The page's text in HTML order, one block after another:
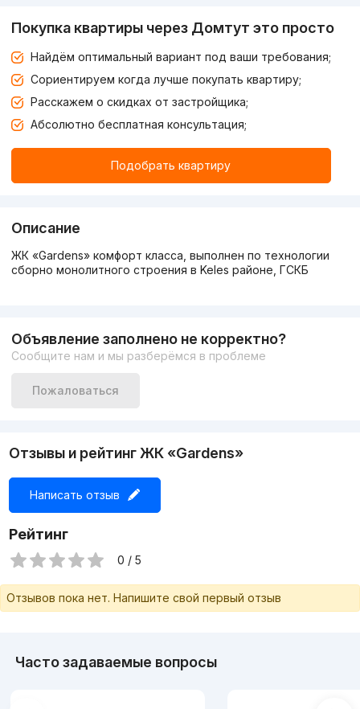
Покупка квартиры через Домтут это просто
Найдём оптимальный вариант под ваши требования;
Сориентируем когда лучше покупать квартиру;
Расскажем о скидках от застройщика;
Абсолютно бесплатная консультация;
Подобрать квартиру
Описание
ЖК «Gardens» комфорт класса, выполнен по технологии
сборно монолитного строения в Keles районе, ГСКБ
Объявление заполнено не корректно?
Сообщите нам и мы разберёмся в проблеме
Пожаловаться
Отзывы и рейтинг ЖК «Gardens»
Написать отзыв
Рейтинг
0 / 5
Отзывов пока нет. Напишите свой первый отзыв
Часто задаваемые вопросы